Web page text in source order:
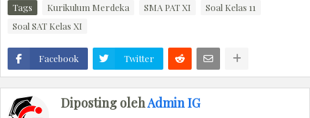
Tags Kurikulum Merdeka SMA PAT XI
Soal Kelas 11
Soal SAT Kelas XI
Facebook Twitter
Diposting olehAdmin IG